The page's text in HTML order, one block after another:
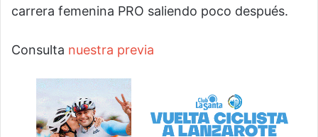
carrera femenina PRO saliendo poco después.
Consulta nuestra previa